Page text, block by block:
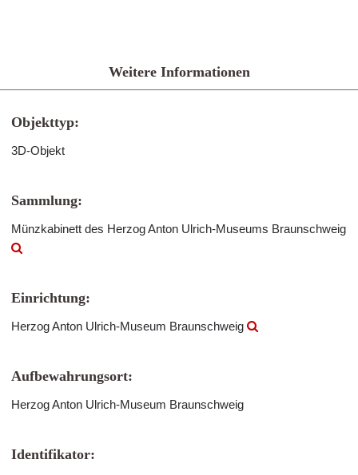
Weitere Informationen
Objekttyp:
3D-Objekt
Sammlung:
Münzkabinett des Herzog Anton Ulrich-Museums Braunschweig
Einrichtung:
Herzog Anton Ulrich-Museum Braunschweig
Aufbewahrungsort:
Herzog Anton Ulrich-Museum Braunschweig
Identifikator: